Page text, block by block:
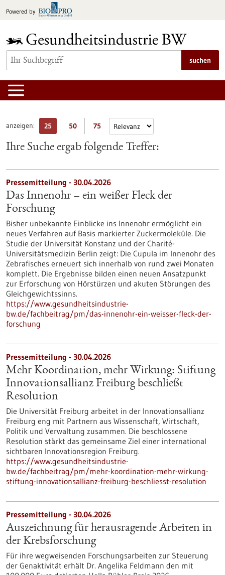
Inhalt
Powered by
suchen
anzeigen: 25 50 75
Ihre Suche ergab folgende Treffer:
Pressemitteilung - 30.04.2026
Das Innenohr – ein weißer Fleck der
Forschung
Bisher unbekannte Einblicke ins Innenohr ermöglicht ein
neues Verfahren auf Basis markierter Zuckermoleküle. Die
Studie der Universität Konstanz und der Charité-
Universitätsmedizin Berlin zeigt: Die Cupula im Innenohr des
Zebrafisches erneuert sich innerhalb von rund zwei Monaten
komplett. Die Ergebnisse bilden einen neuen Ansatzpunkt
zur Erforschung von Hörstürzen und akuten Störungen des
Gleichgewichtssinns.
https://www.gesundheitsindustrie-
bw.de/fachbeitrag/pm/das-innenohr-ein-weisser-fleck-der-
forschung
Pressemitteilung - 30.04.2026
Mehr Koordination, mehr Wirkung: Stiftung
Innovationsallianz Freiburg beschließt
Resolution
Die Universität Freiburg arbeitet in der Innovationsallianz
Freiburg eng mit Partnern aus Wissenschaft, Wirtschaft,
Politik und Verwaltung zusammen. Die beschlossene
Resolution stärkt das gemeinsame Ziel einer international
sichtbaren Innovationsregion Freiburg.
https://www.gesundheitsindustrie-
bw.de/fachbeitrag/pm/mehr-koordination-mehr-wirkung-
stiftung-innovationsallianz-freiburg-beschliesst-resolution
Pressemitteilung - 30.04.2026
Auszeichnung für herausragende Arbeiten in
der Krebsforschung
Für ihre wegweisenden Forschungsarbeiten zur Steuerung
der Genaktivität erhält Dr. Angelika Feldmann den mit